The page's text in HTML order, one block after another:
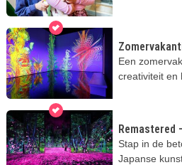
Een
creativiteit en
Remastered
Stap in de
Japanse